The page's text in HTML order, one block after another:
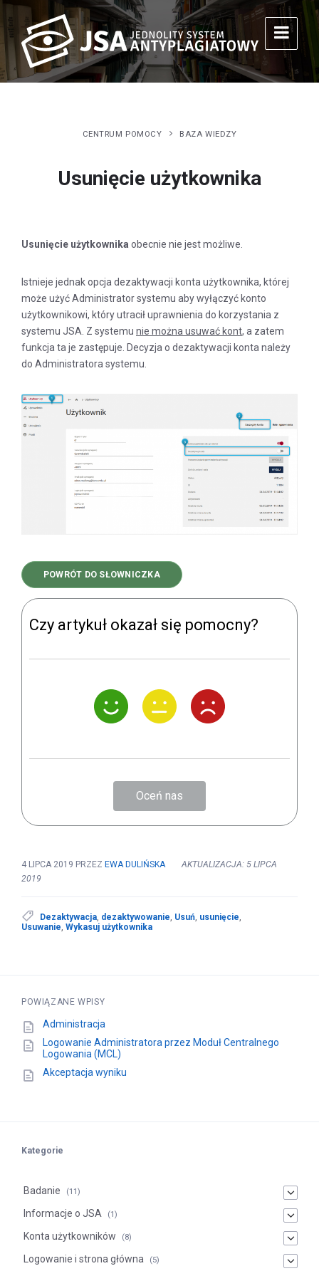
CENTRUM POMOCY BAZA WIEDZY
Usunięcie użytkownika
Usunięcie użytkownika obecnie nie jest możliwe.
Istnieje jednak opcja dezaktywacji konta użytkownika, której
może użyć Administrator systemu aby wyłączyć konto
użytkownikowi, który utracił uprawnienia do korzystania z
systemu JSA. Z systemu nie można usuwać kont, a zatem
funkcja ta je zastępuje. Decyzja o dezaktywacji konta należy
do Administratora systemu.
POWRÓT DO SŁOWNICZKA
Czy artykuł okazał się pomocny?
Oceń nas
4 LIPCA 2019 PRZEZ EWA DULIŃSKA
AKTUALIZACJA: 5 LIPCA
2019
Dezaktywacja, dezaktywowanie, Usuń, usunięcie,
Usuwanie, Wykasuj użytkownika
POWIĄZANE WPISY
Administracja
Logowanie Administratora przez Moduł Centralnego
Logowania (MCL)
Akceptacja wyniku
Kategorie
Badanie (11)
Informacje o JSA (1)
Konta użytkowników (8)
Logowanie i strona główna (5)